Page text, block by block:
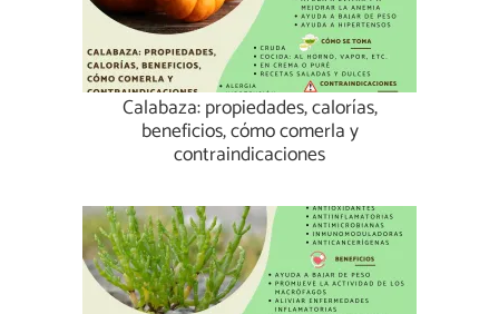
Calabaza: propiedades, calorías,
beneficios, cómo comerla y
contraindicaciones